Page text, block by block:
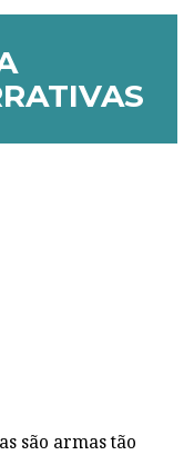
são armas tão